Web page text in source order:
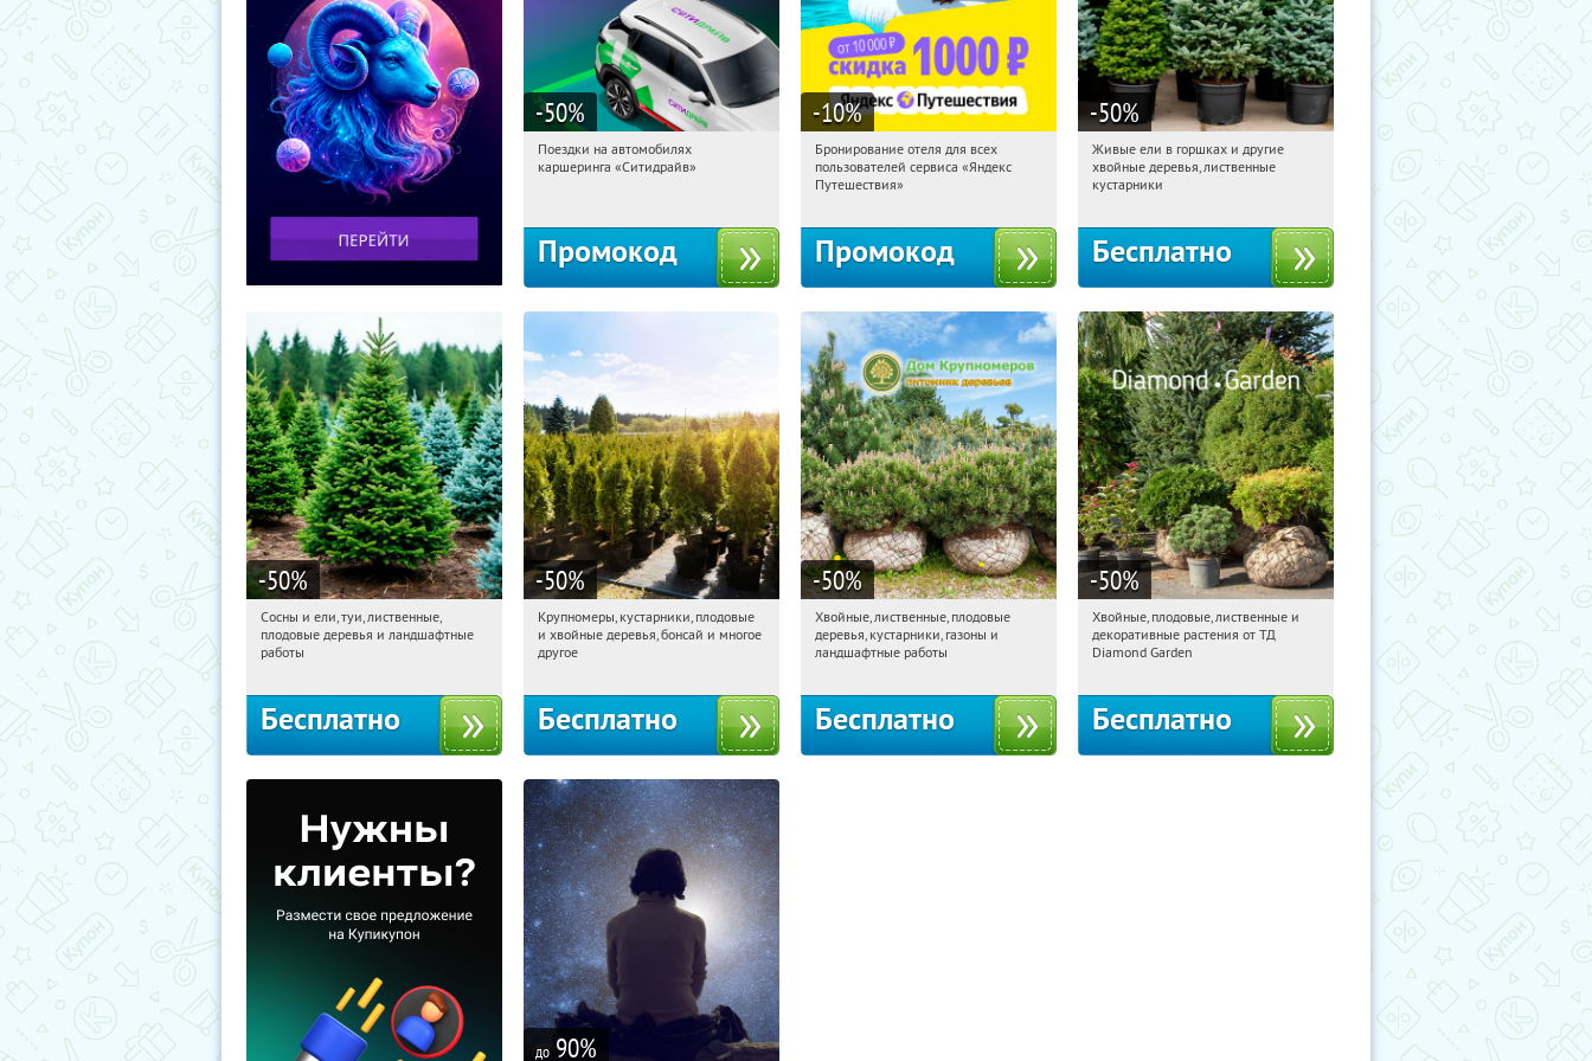
-50%
11:16:42
Получи первым!
Поездки на автомобилях
каршеринга «Ситидрайв»
Промокод
-10%
11:16:42 Получили:
Россия
Бронирование отеля для всех
пользователей сервиса «Яндекс
Путешествия»
Промокод
-50%
11:16:42 Получили:
Московская обл., г. Химки,
Живые ели в горшках и другие
хвойные деревья, лиственные
кустарники
Бесплатно
-50%
11:16:42 Получили:
Московская обл., г. Химки,
Сосны и ели, туи, лиственные,
плодовые деревья и ландшафтные
работы
Бесплатно
-50%
11:16:42 Получили:28
Москва, Рябиновая улица, 17
Крупномеры, кустарники, плодовые
и хвойные деревья, бонсай и многое
другое
Бесплатно
-50%
11:16:42 Получили:
Павелецкая
Угрешская
Хвойные, лиственные, плодовые
деревья, кустарники, газоны и
ландшафтные работы
Бесплатно
-50%
11:16:42 Получили:
Выставочная
Хвойные, плодовые, лиственные и
декоративные растения от ТД
Diamond Garden
Бесплатно
до 90%